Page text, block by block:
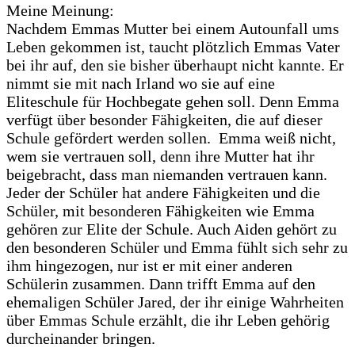
Meine Meinung:
Nachdem Emmas Mutter bei einem Autounfall ums
Leben gekommen ist, taucht plötzlich Emmas Vater
bei ihr auf, den sie bisher überhaupt nicht kannte. Er
nimmt sie mit nach Irland wo sie auf eine
Eliteschule für Hochbegate gehen soll. Denn Emma
verfügt über besonder Fähigkeiten, die auf dieser
Schule gefördert werden sollen. Emma weiß nicht,
wem sie vertrauen soll, denn ihre Mutter hat ihr
beigebracht, dass man niemanden vertrauen kann.
Jeder der Schüler hat andere Fähigkeiten und die
Schüler, mit besonderen Fähigkeiten wie Emma
gehören zur Elite der Schule. Auch Aiden gehört zu
den besonderen Schüler und Emma fühlt sich sehr zu
ihm hingezogen, nur ist er mit einer anderen
Schülerin zusammen. Dann trifft Emma auf den
ehemaligen Schüler Jared, der ihr einige Wahrheiten
über Emmas Schule erzählt, die ihr Leben gehörig
durcheinander bringen.